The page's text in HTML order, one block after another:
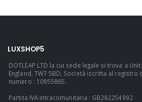
LUXSHOP5
DOTLEAP LTD la cui sede legale si trova a
England, TW7 5BD, Società iscritta al
numero : 10955865.
Partita IVA intracomunitaria : GB282254992